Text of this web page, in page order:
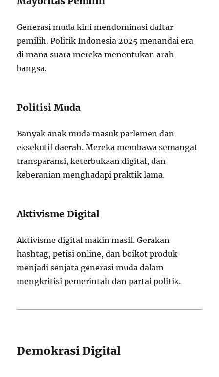
Generasi muda kini mendominasi daftar
pemilih. Politik Indonesia 2025 menandai era
di mana suara mereka menentukan arah
bangsa.
Politisi Muda
Banyak anak muda masuk parlemen dan
eksekutif daerah. Mereka membawa semangat
transparansi, keterbukaan digital, dan
keberanian menghadapi praktik lama.
Aktivisme Digital
Aktivisme digital makin masif. Gerakan
hashtag, petisi online, dan boikot produk
menjadi senjata generasi muda dalam
mengkritisi pemerintah dan partai politik.
Demokrasi Digital